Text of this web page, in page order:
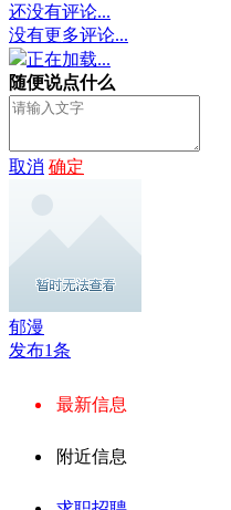
还没有评论...
没有更多评论...
正在加载...
随便说点什么
取消 确定
郁漫
发布1条
最新信息
附近信息